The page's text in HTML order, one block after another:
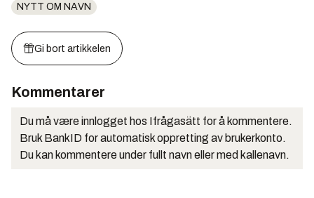
NYTT OM NAVN
Gi bort artikkelen
Kommentarer
Du må være innlogget hos Ifrågasätt for å kommentere.
Bruk BankID for automatisk oppretting av brukerkonto.
Du kan kommentere under fullt navn eller med kallenavn.